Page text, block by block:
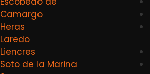
Camargo
Heras
Laredo
Liencres
Soto de la Marina